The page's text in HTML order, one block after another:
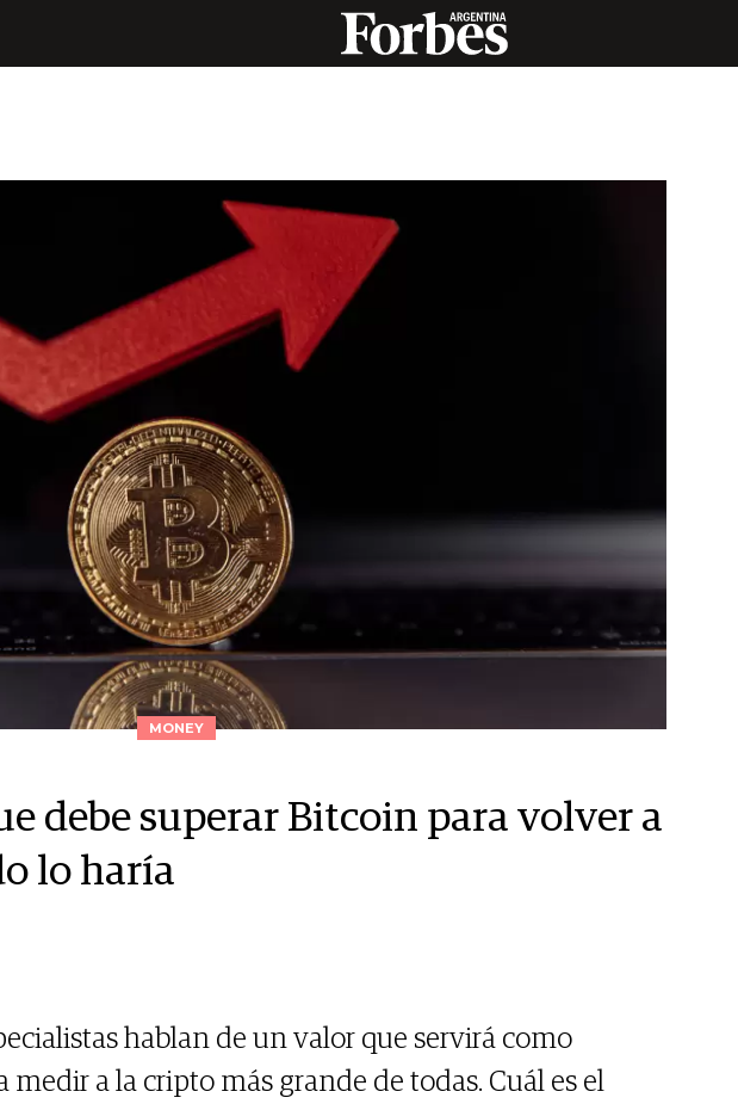
MONEY
debe superar Bitcoin para volver a
lo haría
hablan de un valor que servirá como
medir a la cripto más grande de todas. Cuál es el